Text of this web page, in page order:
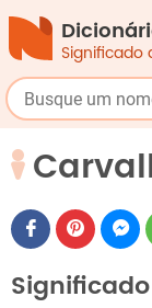
Significado